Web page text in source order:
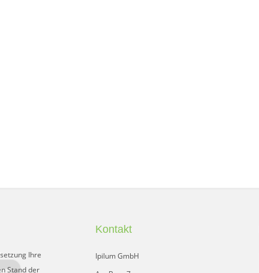
Ihre
Stand der
Kontakt
Ipilum GmbH